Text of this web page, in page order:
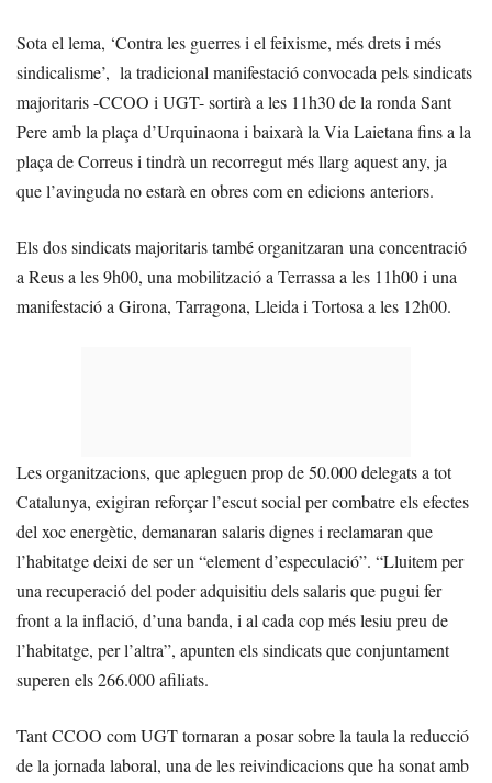
Sota el lema, ‘Contra les guerres i el feixisme, més drets i més
sindicalisme’, la tradicional manifestació convocada pels sindicats
majoritaris -CCOO i UGT- sortirà a les 11h30 de la ronda Sant
Pere amb la plaça d’Urquinaona i baixarà la Via Laietana fins a la
plaça de Correus i tindrà un recorregut més llarg aquest any, ja
que l’avinguda no estarà en obres com en edicions anteriors.
Els dos sindicats majoritaris també organitzaran una concentració
a Reus a les 9h00, una mobilització a Terrassa a les 11h00 i una
manifestació a Girona, Tarragona, Lleida i Tortosa a les 12h00.
Les organitzacions, que apleguen prop de 50.000 delegats a tot
Catalunya, exigiran reforçar l’escut social per combatre els efectes
del xoc energètic, demanaran salaris dignes i reclamaran que
l’habitatge deixi de ser un “element d’especulació”. “Lluitem per
una recuperació del poder adquisitiu dels salaris que pugui fer
front a la inflació, d’una banda, i al cada cop més lesiu preu de
l’habitatge, per l’altra”, apunten els sindicats que conjuntament
superen els 266.000 afiliats.
Tant CCOO com UGT tornaran a posar sobre la taula la reducció
de la jornada laboral, una de les reivindicacions que ha sonat amb